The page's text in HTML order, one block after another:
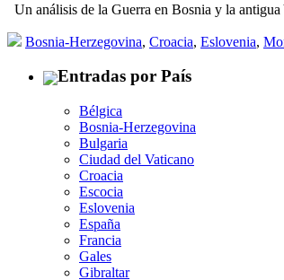
Un análisis de la Guerra en Bosnia y la
Bosnia-Herzegovina, Croacia, Eslovenia,
Entradas por País
Bélgica
Bosnia-Herzegovina
Bulgaria
Ciudad del Vaticano
Croacia
Escocia
Eslovenia
España
Francia
Gales
Gibraltar